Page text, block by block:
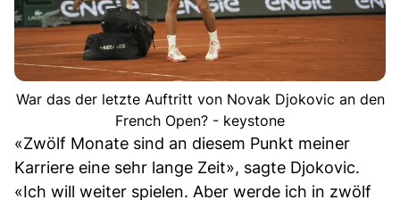
War das der letzte Auftritt von Novak Djokovic an den
French Open? - keystone
«Zwölf Monate sind an diesem Punkt meiner
Karriere eine sehr lange Zeit», sagte Djokovic.
«Ich will weiter spielen. Aber werde ich in zwölf